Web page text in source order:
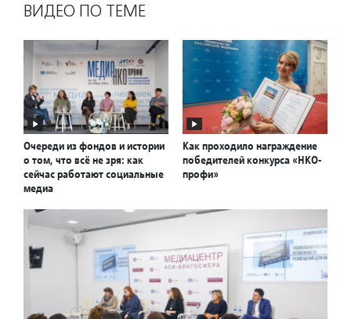
ВИДЕО ПО ТЕМЕ
Очереди из фондов и истории
о том, что всё не зря: как
сейчас работают социальные
медиа
Как проходило награждение
победителей конкурса «НКО-
профи»